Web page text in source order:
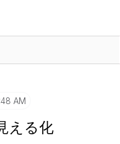
AM
える化